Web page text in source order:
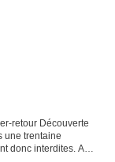
retour Découverte
une trentaine
donc interdites. A